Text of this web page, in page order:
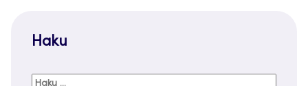
Haku
Haku: